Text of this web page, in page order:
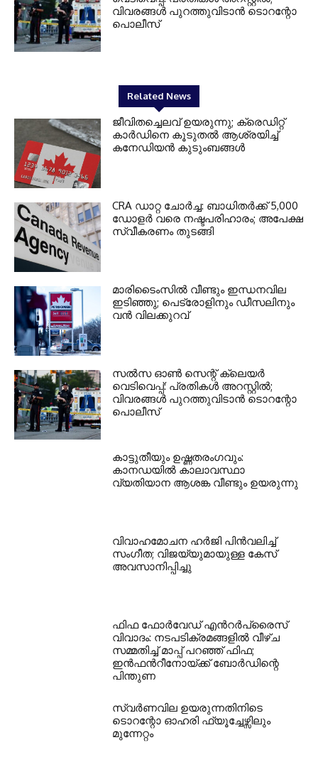
വിവരങ്ങൾ പുറത്തുവിടാൻ ടൊറന്റോ
പൊലീസ്
Related News
ജീവിതച്ചെലവ് ഉയരുന്നു; ക്രെഡിറ്റ്
കാർഡിനെ കൂടുതൽ ആശ്രയിച്ച്
കനേഡിയൻ കുടുംബങ്ങൾ
CRA ഡാറ്റ ചോർച്ച: ബാധിതർക്ക് 5,000
ഡോളർ വരെ നഷ്ടപരിഹാരം; അപേക്ഷ
സ്വീകരണം തുടങ്ങി
മാരിടൈംസിൽ വീണ്ടും ഇന്ധനവില
ഇടിഞ്ഞു; പെട്രോളിനും ഡീസലിനും
വൻ വിലക്കുറവ്
സൽസ ഓൺ സെന്റ് ക്ലെയർ
വെടിവെപ്പ്: പ്രതികൾ അറസ്റ്റിൽ;
വിവരങ്ങൾ പുറത്തുവിടാൻ ടൊറന്റോ
പൊലീസ്
കാട്ടുതീയും ഉഷ്ണതരംഗവും:
കാനഡയിൽ കാലാവസ്ഥാ
വ്യതിയാന ആശങ്ക വീണ്ടും ഉയരുന്നു
വിവാഹമോചന ഹർജി പിൻവലിച്ച്
സംഗീത; വിജയ്‌യുമായുള്ള കേസ്
അവസാനിപ്പിച്ചു
ഫിഫ ഫോർവേഡ് എൻറർപ്രൈസ്
വിവാദം: നടപടിക്രമങ്ങളിൽ വീഴ്ച
സമ്മതിച്ച് മാപ്പ് പറഞ്ഞ് ഫിഫ;
ഇൻഫൻറീനോയ്ക്ക് ബോർഡിന്റെ
പിന്തുണ
സ്വർണവില ഉയരുന്നതിനിടെ
ടൊറന്റോ ഓഹരി ഫ്യൂച്ചേഴ്സിലും
മുന്നേറ്റം